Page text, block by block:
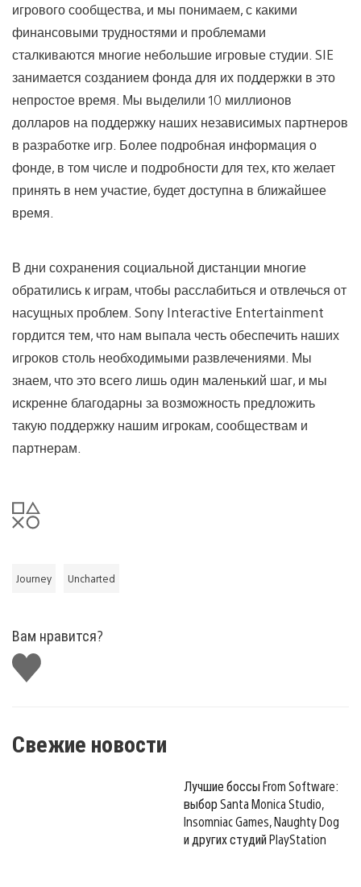
игрового сообщества, и мы понимаем, с какими
финансовыми трудностями и проблемами
сталкиваются многие небольшие игровые студии. SIE
занимается созданием фонда для их поддержки в это
непростое время. Мы выделили 10 миллионов
долларов на поддержку наших независимых партнеров
в разработке игр. Более подробная информация о
фонде, в том числе и подробности для тех, кто желает
принять в нем участие, будет доступна в ближайшее
время.
В дни сохранения социальной дистанции многие
обратились к играм, чтобы расслабиться и отвлечься от
насущных проблем. Sony Interactive Entertainment
гордится тем, что нам выпала честь обеспечить наших
игроков столь необходимыми развлечениями. Мы
знаем, что это всего лишь один маленький шаг, и мы
искренне благодарны за возможность предложить
такую поддержку нашим игрокам, сообществам и
партнерам.
Journey Uncharted
Вам нравится?
Поставить
лайк
Свежие новости
Лучшие боссы From Software:
выбор Santa Monica Studio,
Insomniac Games, Naughty Dog
и других студий PlayStation